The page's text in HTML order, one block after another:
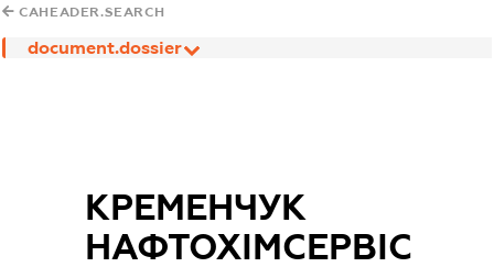
CAHEADER.SEARCH
document.dossier
КРЕМЕНЧУК
НАФТОХІМСЕРВІС